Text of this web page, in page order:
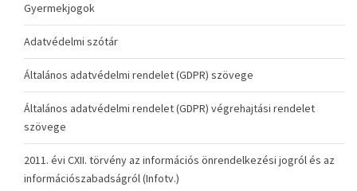
Gyermekjogok
Adatvédelmi szótár
Általános adatvédelmi rendelet (GDPR) szövege
Általános adatvédelmi rendelet (GDPR) végrehajtási rendelet
szövege
2011. évi CXII. törvény az információs önrendelkezési jogról és az
információszabadságról (Infotv.)